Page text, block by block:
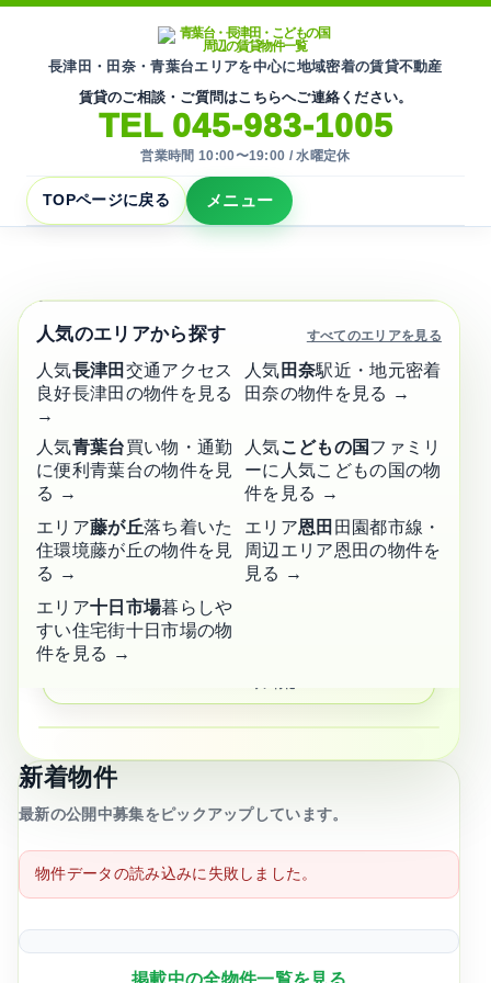
長津田・田奈・青葉台エリアを中心に地域密着の賃貸不動産
賃貸のご相談・ご質問はこちらへご連絡ください。
TEL 045-983-1005
営業時間 10:00〜19:00 / 水曜定休
TOPページに戻る
メニュー
地域密着の賃貸不動産
の賃貸物件一覧
ます。
🏠
地域に根ざして
30年以上
安心のサポート
🤝
管理・紹介
実績多数
信頼のサービス
📍
長津田・田奈・青葉台に
かんたん物件検索
エリア・キーワード
賃料上限
人気のエリアから探す すべてのエリアを見る
人気長津田 交通アクセス
良好長津田の物件を見る
→
人気 田奈駅近・地元密着
田奈の物件を見る →
人気青葉台買い物・通勤
に便利 青葉台の物件を見
る →
人気こどもの国ファミリ
ーに人気こどもの国の物
件を見る →
エリア藤が丘落ち着いた
住環境藤が丘の物件を見
る →
エリア恩田 田園都市線・
周辺エリア恩田の物件を
見る →
エリア十日市場暮らしや
すい住宅街十日市場の物
件を見る →
新着物件
最新の公開中募集をピックアップしています。
物件データの読み込みに失敗しました。
掲載中の全物件一覧を見る